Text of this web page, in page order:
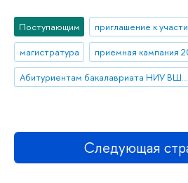
Поступающим приглашение к
магистратура
приемная кампания
Абитуриентам бакалавриата НИУ ВШЭ—Нижний Новгород
Следующая